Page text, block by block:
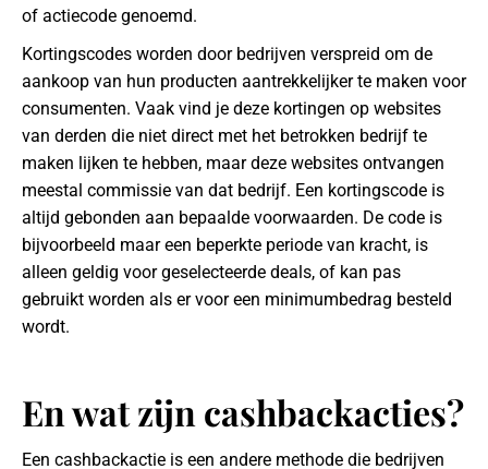
of actiecode genoemd.
Kortingscodes worden door bedrijven verspreid om de
aankoop van hun producten aantrekkelijker te maken voor
consumenten. Vaak vind je deze kortingen op websites
van derden die niet direct met het betrokken bedrijf te
maken lijken te hebben, maar deze websites ontvangen
meestal commissie van dat bedrijf. Een kortingscode is
altijd gebonden aan bepaalde voorwaarden. De code is
bijvoorbeeld maar een beperkte periode van kracht, is
alleen geldig voor geselecteerde deals, of kan pas
gebruikt worden als er voor een minimumbedrag besteld
wordt.
En wat zijn cashbackacties?
Een cashbackactie is een andere methode die bedrijven